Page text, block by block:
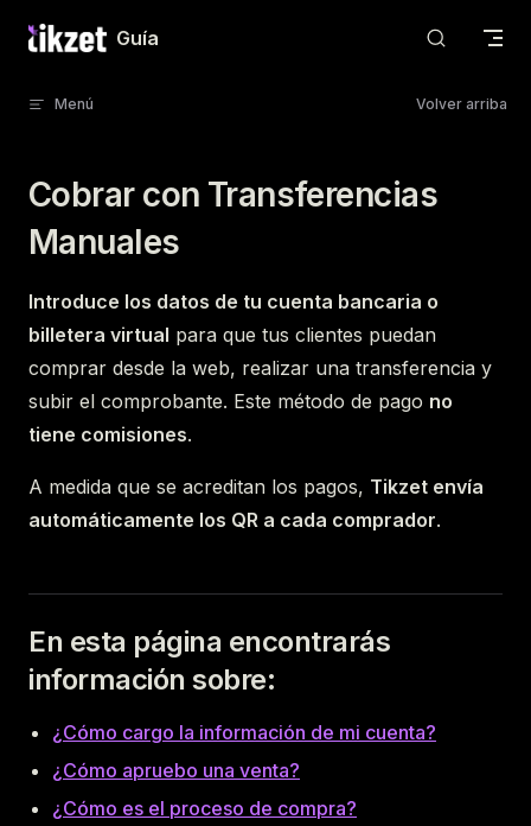
Skip to contentGuía
Menú Volver arriba
Cobrar con Transferencias
Manuales
Introduce los datos de tu cuenta bancaria o
billetera virtual para que tus clientes puedan
comprar desde la web, realizar una transferencia y
subir el comprobante. Este método de pago no
tiene comisiones.
A medida que se acreditan los pagos, Tikzet envía
automáticamente los QR a cada comprador.
En esta página encontrarás
información sobre:
¿Cómo cargo la información de mi cuenta?
¿Cómo apruebo una venta?
¿Cómo es el proceso de compra?